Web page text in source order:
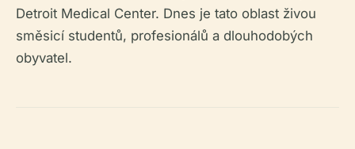
Detroit Medical Center. Dnes je tato oblast živou
směsicí studentů, profesionálů a dlouhodobých
obyvatel.